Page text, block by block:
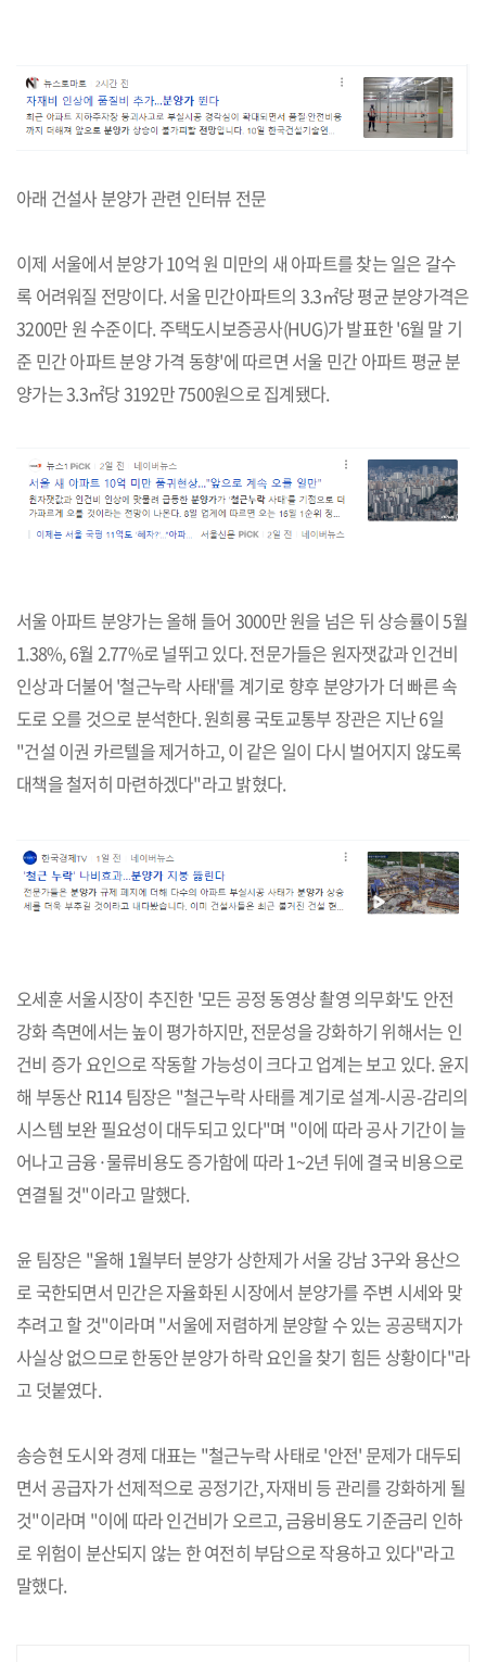
아래 건설사 분양가 관련 인터뷰 전문
이제 서울에서 분양가 10억 원 미만의 새 아파트를 찾는 일은 갈수
록 어려워질 전망이다. 서울 민간아파트의 3.3㎡당 평균 분양가격은
3200만 원 수준이다. 주택도시보증공사(HUG)가 발표한 '6월 말 기
준 민간 아파트 분양 가격 동향'에 따르면 서울 민간 아파트 평균 분
양가는 3.3㎡당 3192만 7500원으로 집계됐다.
서울 아파트 분양가는 올해 들어 3000만 원을 넘은 뒤 상승률이 5월
1.38%, 6월 2.77%로 널뛰고 있다. 전문가들은 원자잿값과 인건비
인상과 더불어 '철근누락 사태'를 계기로 향후 분양가가 더 빠른 속
도로 오를 것으로 분석한다. 원희룡 국토교통부 장관은 지난 6일
"건설 이권 카르텔을 제거하고, 이 같은 일이 다시 벌어지지 않도록
대책을 철저히 마련하겠다"라고 밝혔다.
오세훈 서울시장이 추진한 '모든 공정 동영상 촬영 의무화'도 안전
강화 측면에서는 높이 평가하지만, 전문성을 강화하기 위해서는 인
건비 증가 요인으로 작동할 가능성이 크다고 업계는 보고 있다. 윤지
해 부동산 R114 팀장은 "철근누락 사태를 계기로 설계-시공-감리의
시스템 보완 필요성이 대두되고 있다"며 "이에 따라 공사 기간이 늘
어나고 금융·물류비용도 증가함에 따라 1~2년 뒤에 결국 비용으로
연결될 것"이라고 말했다.
윤 팀장은 "올해 1월부터 분양가 상한제가 서울 강남 3구와 용산으
로 국한되면서 민간은 자율화된 시장에서 분양가를 주변 시세와 맞
추려고 할 것"이라며 "서울에 저렴하게 분양할 수 있는 공공택지가
사실상 없으므로 한동안 분양가 하락 요인을 찾기 힘든 상황이다"라
고 덧붙였다.
송승현 도시와 경제 대표는 "철근누락 사태로 '안전' 문제가 대두되
면서 공급자가 선제적으로 공정기간, 자재비 등 관리를 강화하게 될
것"이라며 "이에 따라 인건비가 오르고, 금융비용도 기준금리 인하
로 위험이 분산되지 않는 한 여전히 부담으로 작용하고 있다"라고
말했다.